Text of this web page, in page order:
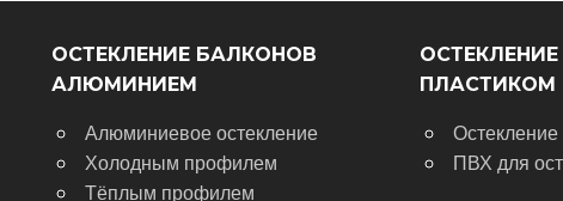
ОСТЕКЛЕНИЕ БАЛКОНОВ
АЛЮМИНИЕМ
Алюминиевое остекление
Холодным профилем
Тёплым профилем
ПЛАСТИКОМ
ПВХ для